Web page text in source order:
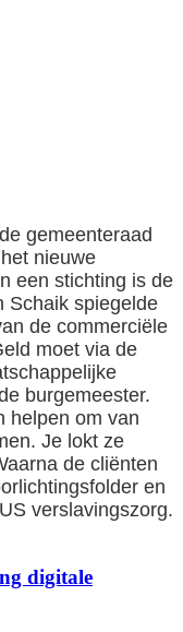
gemeenteraad
nieuwe
een stichting is de
Schaik spiegelde
de commerciële
moet via de
burgemeester.
helpen om van
Je lokt ze
de cliënten
en
verslavingszorg.
digitale